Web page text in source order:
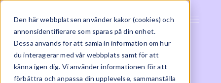
Den här webbplatsen använder kakor (cookies) och
annonsidentifierare som sparas på din enhet.
Dessa används för att samla in information om hur
du interagerar med vår webbplats samt för att
känna igen dig. Vi använder informationen för att
förbättra och anpassa din upplevelse, sammanställa